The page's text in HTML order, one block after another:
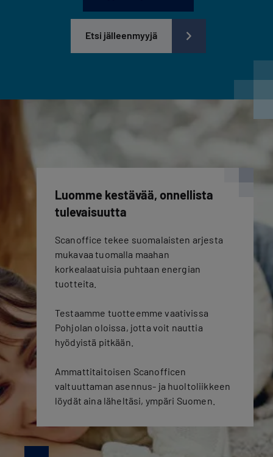
Etsi jälleenmyyjä
Luomme kestävää, onnellista
tulevaisuutta
Scanoffice tekee suomalaisten arjesta
mukavaa tuomalla maahan
korkealaatuisia puhtaan energian
tuotteita.
Testaamme tuotteemme vaativissa
Pohjolan oloissa, jotta voit nauttia
hyödyistä pitkään.
Ammattitaitoisen Scanofficen
valtuuttaman asennus- ja huoltoliikkeen
löydät aina läheltäsi, ympäri Suomen.